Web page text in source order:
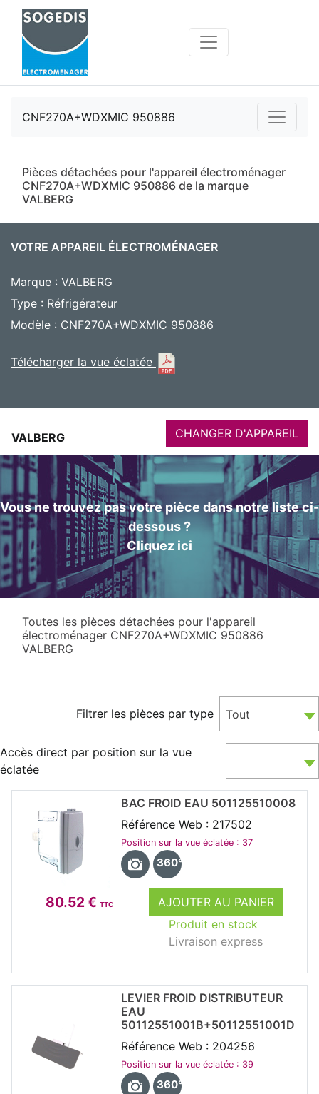
CNF270A+WDXMIC 950886
Pièces détachées pour l'appareil électroménager
CNF270A+WDXMIC 950886 de la marque
VALBERG
VOTRE APPAREIL ÉLECTROMÉNAGER
Marque : VALBERG
Type : Réfrigérateur
Modèle : CNF270A+WDXMIC 950886
Télécharger la vue éclatée
VALBERG CHANGER D'APPAREIL
Vous ne trouvez pas votre pièce dans notre liste ci-
dessous ?
Cliquez ici
Toutes les pièces détachées pour l'appareil
électroménager CNF270A+WDXMIC 950886
VALBERG
Filtrer les pièces par type Tout
Accès direct par position sur la vue
éclatée
80.52 € TTC
AJOUTER AU PANIER
Produit en stock
Livraison express
BAC FROID EAU 501125510008
Référence Web : 217502
Position sur la vue éclatée : 37
360°
LEVIER FROID DISTRIBUTEUR
EAU
50112551001B+50112551001D
Référence Web : 204256
Position sur la vue éclatée : 39
360°